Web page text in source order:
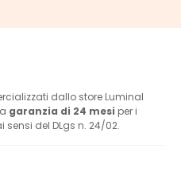
dallo store Luminal
garanzia di 24 mesi per i
del DLgs n. 24/02.